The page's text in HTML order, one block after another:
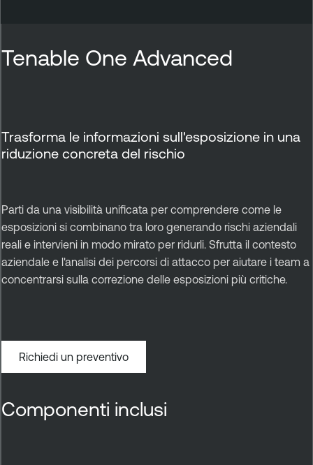
Tenable One Advanced
Trasforma le informazioni sull'esposizione in una
riduzione concreta del rischio
Parti da una visibilità unificata per comprendere come le
esposizioni si combinano tra loro generando rischi aziendali
reali e intervieni in modo mirato per ridurli. Sfrutta il contesto
aziendale e l'analisi dei percorsi di attacco per aiutare i team a
concentrarsi sulla correzione delle esposizioni più critiche.
Richiedi un preventivo
Componenti inclusi